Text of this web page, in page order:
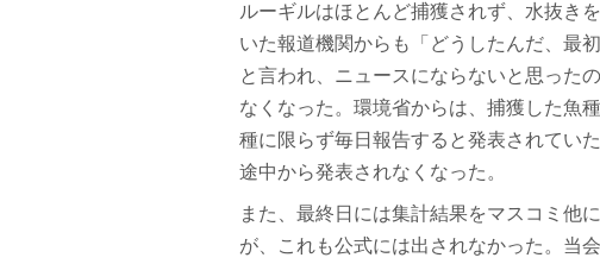
ルーギルはほとんど捕獲されず、水抜き
いた報道機関からも「どうしたんだ、最
と言われ、ニュースにならないと思った
なくなった。環境省からは、捕獲した魚
種に限らず毎日報告すると発表されてい
途中から発表されなくなった。
また、最終日には集計結果をマスコミ他
が、これも公式には出されなかった。当